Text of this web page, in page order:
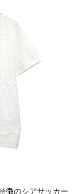
徴のシアサッカー